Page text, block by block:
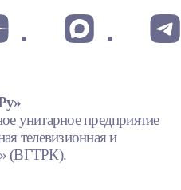
унитарное предприятие
телевизионная и
(ВГТРК).